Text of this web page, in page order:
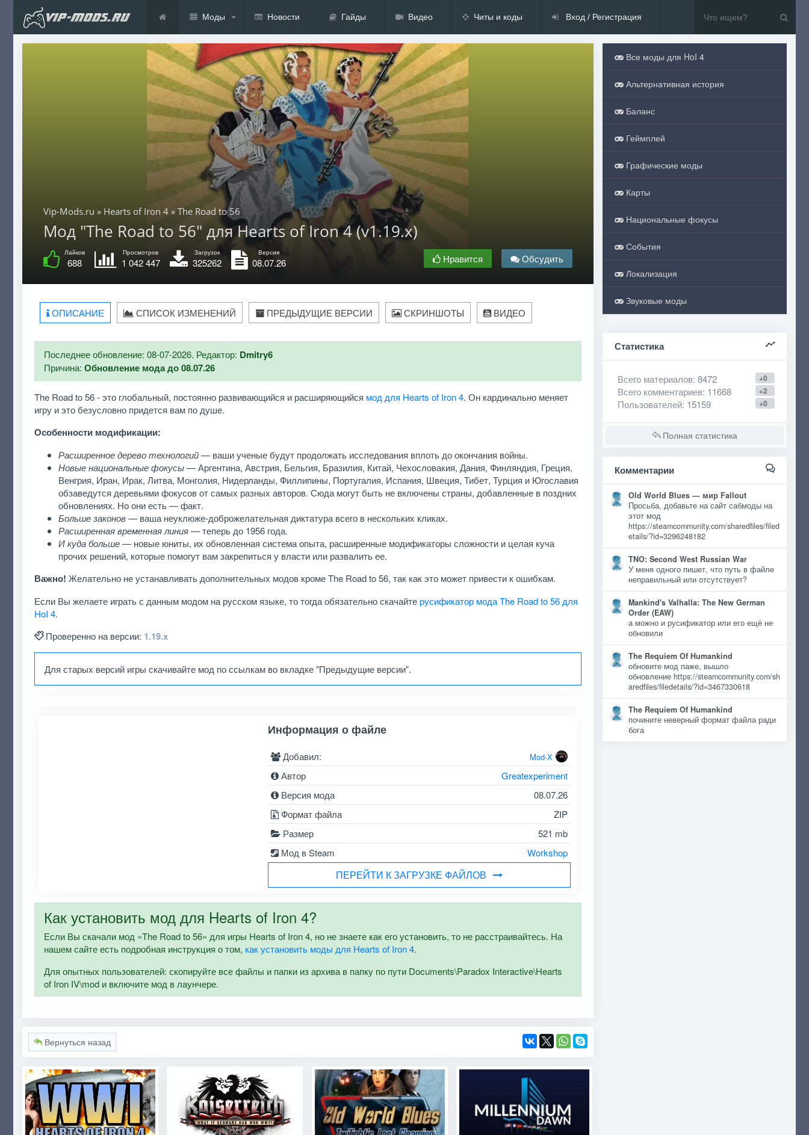
Моды Новости Гайды Видео Читы и коды Вход / Регистрация
Vip-Mods.ru » Hearts of Iron 4» The Road to 56
Мод "The Road to 56" для Hearts of Iron 4 (v1.19.x)
Лайков
688
Просмотров
1 042 447
Загрузок
325262
Версия
08.07.26 Нравится Обсудить
ОПИСАНИЕ СПИСОК ИЗМЕНЕНИЙ ПРЕДЫДУЩИЕ ВЕРСИИ СКРИНШОТЫ ВИДЕО
Последнее обновление: 08-07-2026. Редактор: Dmitry6
Причина: Обновление мода до 08.07.26
The Road to 56 - это глобальный, постоянно развивающийся и расширяющийся мод для Hearts of Iron 4. Он кардинально меняет
игру и это безусловно придется вам по душе.
Особенности модификации:
Расширенное дерево технологий— ваши ученые будут продолжать исследования вплоть до окончания войны.
Новые национальные фокусы— Аргентина, Австрия, Бельгия, Бразилия, Китай, Чехословакия, Дания, Финляндия, Греция,
Венгрия, Иран, Ирак, Литва, Монголия, Нидерланды, Филлипины, Португалия, Испания, Швеция, Тибет, Турция и Югославия
обзаведутся деревьями фокусов от самых разных авторов. Сюда могут быть не включены страны, добавленные в поздних
обновлениях. Но они есть — факт.
Больше законов— ваша неуклюже-доброжелательная диктатура всего в нескольких кликах.
Расширенная временная линия— теперь до 1956 года.
И куда больше— новые юниты, их обновленная система опыта, расширенные модификаторы сложности и целая куча
прочих решений, которые помогут вам закрепиться у власти или развалить ее.
Важно! Желательно не устанавливать дополнительных модов кроме The Road to 56, так как это может привести к ошибкам.
Если Вы желаете играть с данным модом на русском языке, то тогда обязательно скачайте русификатор мода The Road to 56 для
HoI 4.
Проверенно на версии: 1.19.x
Для старых версий игры скачивайте мод по ссылкам во вкладке "Предыдущие версии".
Информация о файле
Добавил: Mod-X
Автор
Greatexperiment
Версия мода
08.07.26
Формат файла
ZIP
Размер
521 mb
Мод в Steam
Workshop
ПЕРЕЙТИ К ЗАГРУЗКЕ ФАЙЛОВ
Как установить мод для Hearts of Iron 4?
Если Вы скачали мод «The Road to 56» для игры Hearts of Iron 4, но не знаете как его установить, то не расстраивайтесь. На
нашем сайте есть подробная инструкция о том, как установить моды для Hearts of Iron 4.
Для опытных пользователей: скопируйте все файлы и папки из архива в папку по пути Documents\Paradox Interactive\Hearts
of Iron IV\mod и включите мод в лаунчере.
Вернуться назад
Все моды для HoI 4
Альтернативная история
Баланс
Геймплей
Графические моды
Карты
Национальные фокусы
События
Локализация
Звуковые моды
Статистика
+0
Всего материалов: 8472
+2
Всего комментариев: 11668
+0
Пользователей: 15159
Полная статистика
Комментарии
Old World Blues — мир Fallout
Просьба, добавьте на сайт сабмоды на
этот мод
https://steamcommunity.com/sharedfiles/filed
etails/?id=3296248182
TNO: Second West Russian War
У меня одного пишет, что путь в файле
неправильный или отсутствует?
Mankind's Valhalla: The New German
Order (EAW)
а можно и русификатор или его ещё не
обновили
The Requiem Of Humankind
обновите мод паже, вышло
обновление https://steamcommunity.com/sh
aredfiles/filedetails/?id=3467330618
The Requiem Of Humankind
почините неверный формат файла ради
бога